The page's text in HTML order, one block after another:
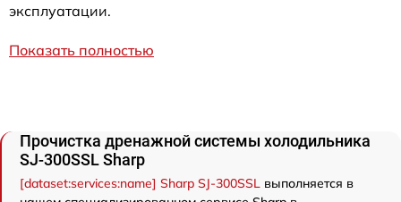
эксплуатации.
Показать полностью
Прочистка дренажной системы холодильника
SJ-300SSL Sharp
[dataset:services:name] Sharp SJ-300SSL выполняется в